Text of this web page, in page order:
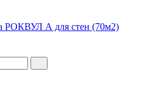
РОКВУЛ А для стен (70м2)